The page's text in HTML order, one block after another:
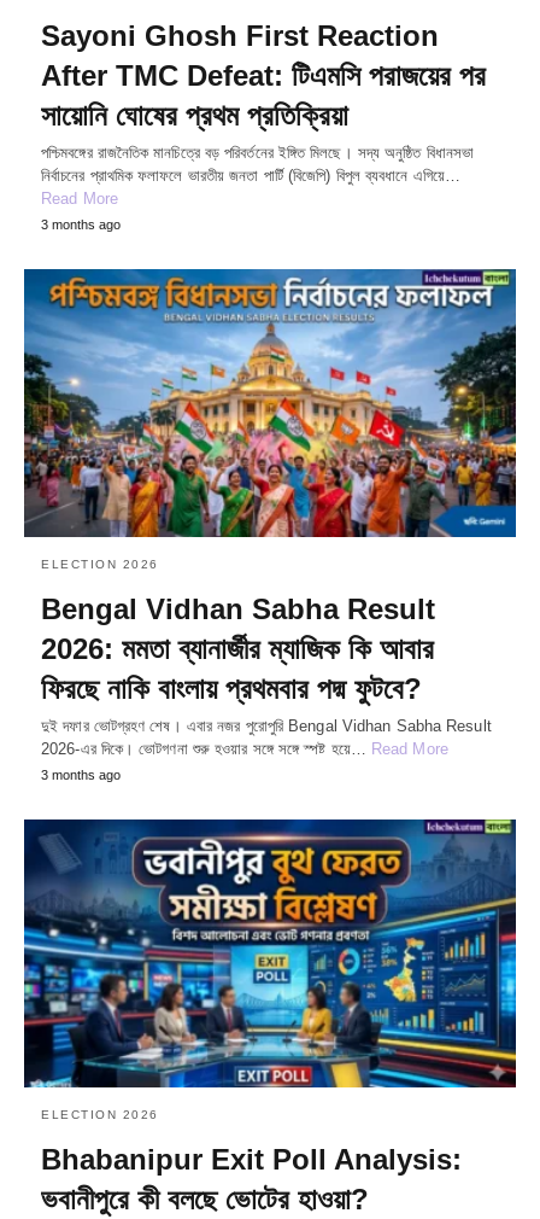
Sayoni Ghosh First Reaction
After TMC Defeat: টিএমসি পরাজয়ের পর
সায়োনি ঘোষের প্রথম প্রতিক্রিয়া
পশ্চিমবঙ্গের রাজনৈতিক মানচিত্রে বড় পরিবর্তনের ইঙ্গিত মিলছে। সদ্য অনুষ্ঠিত বিধানসভা
নির্বাচনের প্রাথমিক ফলাফলে ভারতীয় জনতা পার্টি (বিজেপি) বিপুল ব্যবধানে এগিয়ে…
Read More
3 months ago
ELECTION 2026
Bengal Vidhan Sabha Result
2026: মমতা ব্যানার্জীর ম্যাজিক কি আবার
ফিরছে নাকি বাংলায় প্রথমবার পদ্ম ফুটবে?
দুই দফার ভোটগ্রহণ শেষ। এবার নজর পুরোপুরি Bengal Vidhan Sabha Result
2026‑এর দিকে। ভোটগণনা শুরু হওয়ার সঙ্গে সঙ্গে স্পষ্ট হয়ে… Read More
3 months ago
ELECTION 2026
Bhabanipur Exit Poll Analysis:
ভবানীপুরে কী বলছে ভোটের হাওয়া?